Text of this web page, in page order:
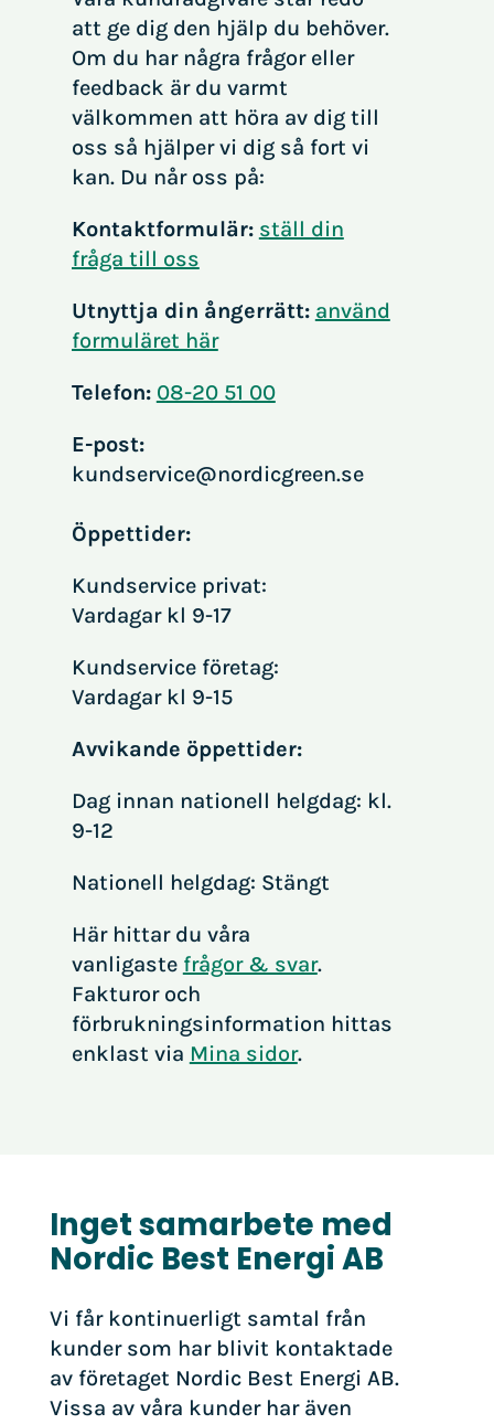
att ge dig den hjälp du behöver.
Om du har några frågor eller
feedback är du varmt
välkommen att höra av dig till
oss så hjälper vi dig så fort vi
kan. Du når oss på:
Kontaktformulär: ställ din
fråga till oss
Utnyttja din ångerrätt: använd
formuläret här
Telefon: 08-20 51 00
E-post:
kundservice@nordicgreen.se
Öppettider:
Kundservice privat:
Vardagar kl 9-17
Kundservice företag:
Vardagar kl 9-15
Avvikande öppettider:
Dag innan nationell helgdag: kl.
9-12
Nationell helgdag: Stängt
Här hittar du våra
vanligaste frågor & svar.
Fakturor och
förbrukningsinformation hittas
enklast via Mina sidor.
Inget samarbete med
Nordic Best Energi AB
Vi får kontinuerligt samtal från
kunder som har blivit kontaktade
av företaget Nordic Best Energi AB.
Vissa av våra kunder har även